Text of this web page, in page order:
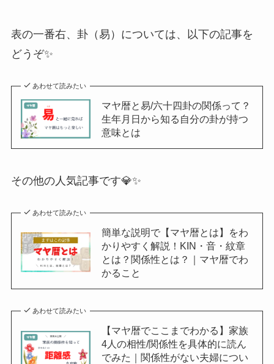
表の一番右、卦（易）については、以下の記事を
どうぞ✨
あわせて読みたい
マヤ暦と易/六十四卦の関係って？
生年月日から知る自分の卦が持つ
意味とは
その他の人気記事です💎✨
あわせて読みたい
簡単な説明で【マヤ暦とは】をわ
かりやすく解説！KIN・音・紋章
とは？関係性とは？｜マヤ暦でわ
かること
あわせて読みたい
【マヤ暦でここまでわかる】家族
4人の相性/関係性を具体的に読ん
でみた｜関係性がない夫婦につい